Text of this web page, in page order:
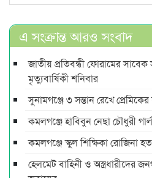
এ সংক্রান্ত আরও সংবাদ
জাতীয় প্রতিবন্ধী ফোরামের
মৃত্যুবার্ষিকী শনিবার
সুনামগঞ্জে ৩ সন্তান রেখে
কমলগঞ্জে হাবিবুন নেছা চৌধুরী
কমলগঞ্জে স্কুল শিক্ষিকা রোজিনা
হেলমেট বাহিনী ও